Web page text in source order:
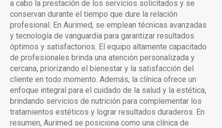
a cabo la prestación de los servicios solicitados y se
conservan durante el tiempo que dure la relación
profesional. En Aurimed, se emplean técnicas avanzadas
y tecnología de vanguardia para garantizar resultados
óptimos y satisfactorios. El equipo altamente capacitado
de profesionales brinda una atención personalizada y
cercana, priorizando el bienestar y la satisfacción del
cliente en todo momento. Además, la clínica ofrece un
enfoque integral para el cuidado de la salud y la estética,
brindando servicios de nutrición para complementar los
tratamientos estéticos y lograr resultados duraderos. En
resumen, Aurimed se posiciona como una clínica de